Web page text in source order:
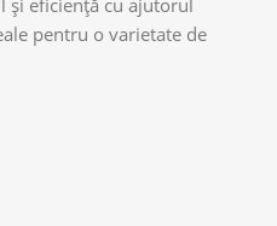
pentru o varietate de